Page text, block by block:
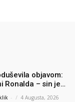
objavom:
Ronalda – sin je
- 4 Augusta, 2026